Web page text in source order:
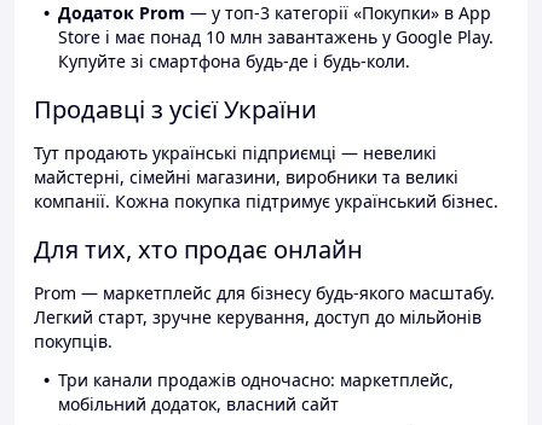
Додаток Prom — у топ-3 категорії «Покупки» в App
Store і має понад 10 млн завантажень у Google Play.
Купуйте зі смартфона будь-де і будь-коли.
Продавці з усієї України
Тут продають українські підприємці — невеликі
майстерні, сімейні магазини, виробники та великі
компанії. Кожна покупка підтримує український бізнес.
Для тих, хто продає онлайн
Prom — маркетплейс для бізнесу будь-якого масштабу.
Легкий старт, зручне керування, доступ до мільйонів
покупців.
Три канали продажів одночасно: маркетплейс,
мобільний додаток, власний сайт